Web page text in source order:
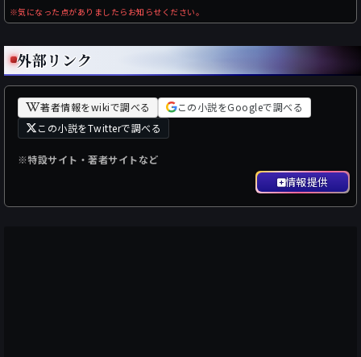
※気になった点がありましたらお知らせください。
外部リンク
著者情報をwikiで調べる
この小説をGoogleで調べる
この小説をTwitterで調べる
※特設サイト・著者サイトなど
情報提供